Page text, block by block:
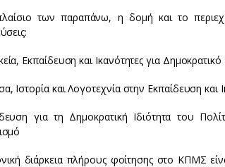
των παραπάνω, η δομή και το
Εκπαίδευση και Ικανότητες για Δημοκρατικό
Ιστορία και Λογοτεχνία στην Εκπαίδευση και
για τη Δημοκρατική Ιδιότητα του
διάρκεια πλήρους φοίτησης στο ΚΠΜΣ